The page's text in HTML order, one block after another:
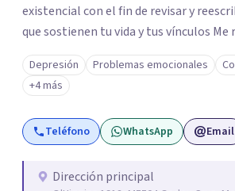
existencial con el fin de revisar y
que sostienen tu vida y tus vínculos
psicología en 2016 (Universidad de
especialista en terapia de pareja
Argentina), diplomada en psicoterapia
(Universidad de Mendoza) y cuento con
duelo y terapia analítico-existencial Creo en la fuerza del
transformar relaciones (la primera
Depresión Problemas emocionales
+4 más
Teléfono WhatsApp Email
Dirección principal